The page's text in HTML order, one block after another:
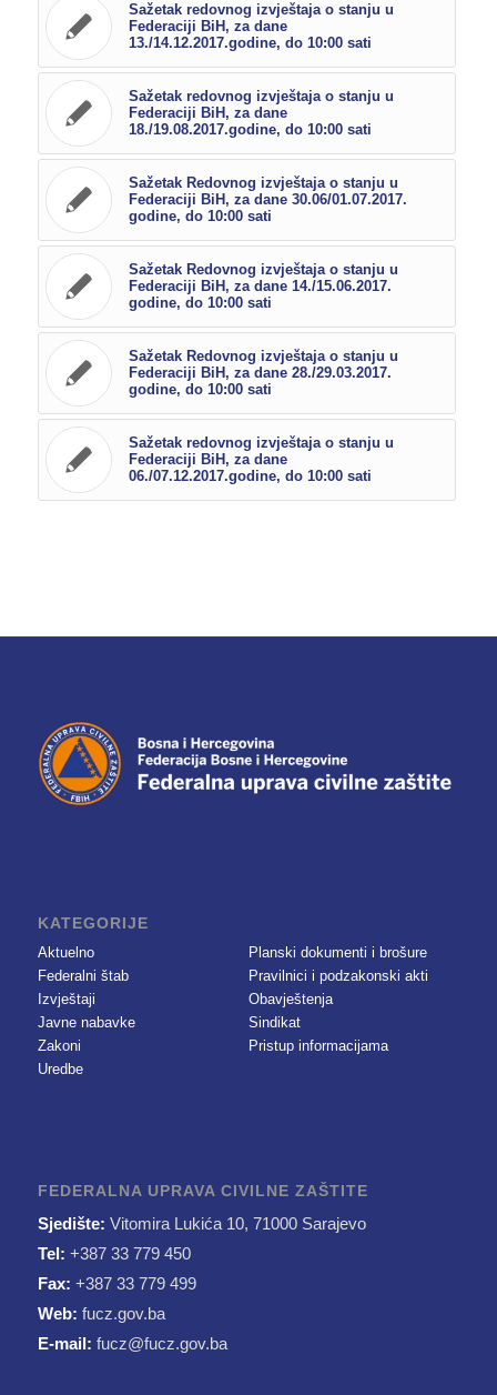
Sažetak redovnog izvještaja o stanju u
Federaciji BiH, za dane
13./14.12.2017.godine, do 10:00 sati
Sažetak redovnog izvještaja o stanju u
Federaciji BiH, za dane
18./19.08.2017.godine, do 10:00 sati
Sažetak Redovnog izvještaja o stanju u
Federaciji BiH, za dane 30.06/01.07.2017.
godine, do 10:00 sati
Sažetak Redovnog izvještaja o stanju u
Federaciji BiH, za dane 14./15.06.2017.
godine, do 10:00 sati
Sažetak Redovnog izvještaja o stanju u
Federaciji BiH, za dane 28./29.03.2017.
godine, do 10:00 sati
Sažetak redovnog izvještaja o stanju u
Federaciji BiH, za dane
06./07.12.2017.godine, do 10:00 sati
KATEGORIJE
Aktuelno
Federalni štab
Izvještaji
Javne nabavke
Zakoni
Uredbe
Planski dokumenti i brošure
Pravilnici i podzakonski akti
Obavještenja
Sindikat
Pristup informacijama
FEDERALNA UPRAVA CIVILNE ZAŠTITE
Sjedište: Vitomira Lukića 10, 71000 Sarajevo
Tel: +387 33 779 450
Fax: +387 33 779 499
Web: fucz.gov.ba
E-mail: fucz@fucz.gov.ba